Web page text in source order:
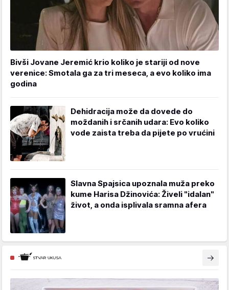
Bivši Jovane Jeremić krio koliko je stariji od nove
verenice: Smotala ga za tri meseca, a evo koliko ima
godina
Dehidracija može da dovede do
moždanih i srčanih udara: Evo koliko
vode zaista treba da pijete po vrućini
Slavna Spajsica upoznala muža preko
kume Harisa Džinovića: Živeli "idalan"
život, a onda isplivala sramna afera